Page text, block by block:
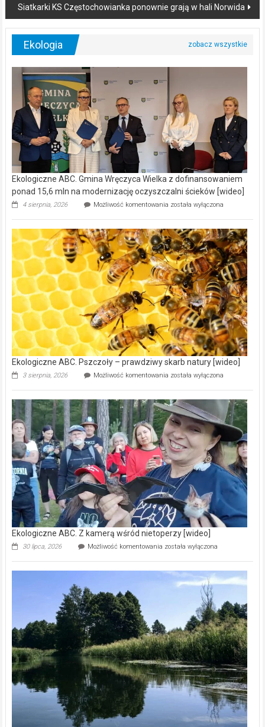
Siatkarki KS Częstochowianka ponownie grają w hali Norwida
Ekologia
Ekologiczne ABC. Gmina Wręczyca Wielka z dofinansowaniem
ponad 15,6 mln na modernizację oczyszczalni ścieków [wideo]
4 sierpnia, 2026 Możliwość komentowania Ekologiczne
Wręczyca
Wielka
z
dofinansowaniem
ponad
15,6
mln
na
modernizację
oczyszczalni
ścieków
[wideo]
została wyłączona
Ekologiczne ABC. Pszczoły – prawdziwy skarb natury [wideo]
3 sierpnia, 2026 Możliwość komentowania Ekologiczne
–
prawdziwy
skarb
natury
[wideo]
została wyłączona
Ekologiczne ABC. Z kamerą wśród nietoperzy [wideo]
30 lipca, 2026 Możliwość komentowania Ekologiczne
kamerą
wśród
została wyłączona